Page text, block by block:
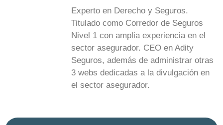
Experto en Derecho y Seguros.
Titulado como Corredor de Seguros
Nivel 1 con amplia experiencia en el
sector asegurador. CEO en Adity
Seguros, además de administrar otras
3 webs dedicadas a la divulgación en
el sector asegurador.